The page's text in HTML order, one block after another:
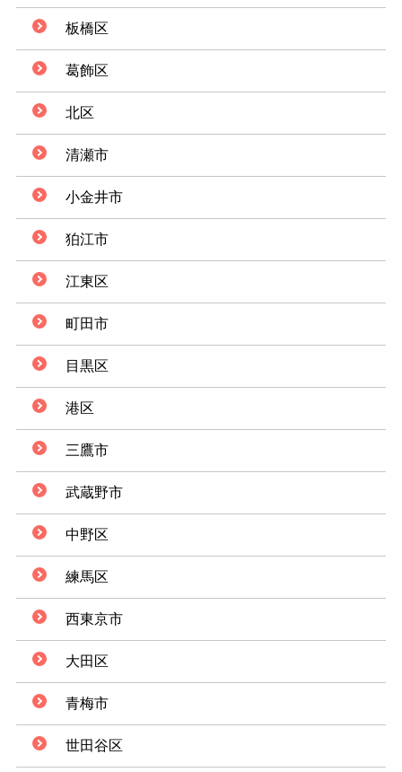
板橋区
葛飾区
北区
清瀬市
小金井市
狛江市
江東区
町田市
目黒区
港区
三鷹市
武蔵野市
中野区
練馬区
西東京市
大田区
青梅市
世田谷区